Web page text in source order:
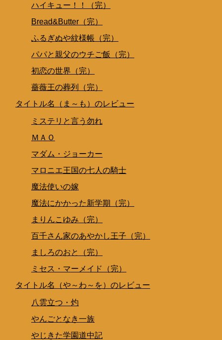
ハイキュー！！（完）
Bread&Butter（完）
ふるぎぬや紋様帳（完）
パパと親父のウチご飯（完）
初恋の世界（完）
薔薇王の葬列（完）
タイトル名（ま～も）のレビュー
ミステリと言う勿れ
ＭＡＯ
マダム・ジョーカー
マロニエ王国の七人の騎士
魔法使いの嫁
魔法にかかった新学期（完）
まりんこゆみ（完）
百千さん家のあやかし王子（完）
ましろのおと（完）
ミセス・マーメイド（完）
タイトル名（や～わ～を）のレビュー
八雲立つ・灼
やんごとなき一族
やじきた学園道中記